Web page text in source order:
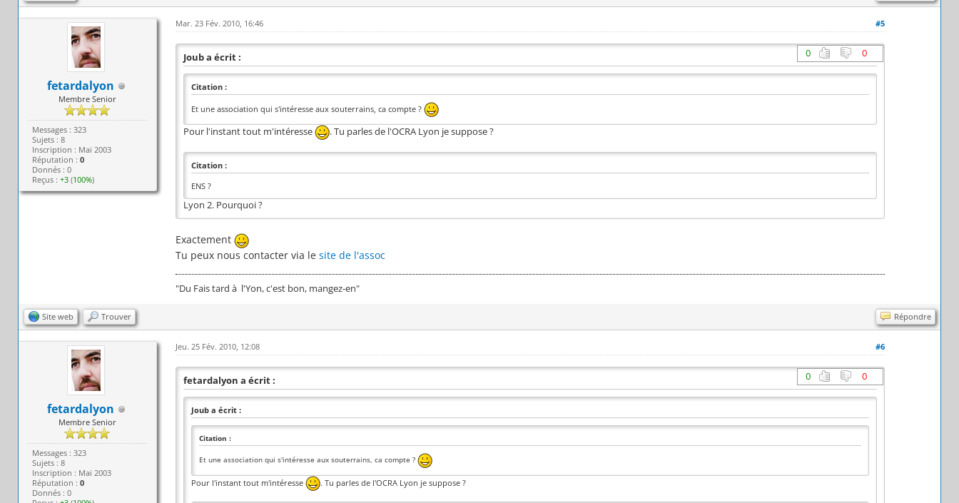
fetardalyon
Membre Senior
Messages : 323
Sujets : 8
Inscription : Mai 2003
Réputation : 0
Donnés : 0
Reçus : +3(100%)
#5
Mar. 23 Fév. 2010, 16:46
0 0
Joub a écrit :
Citation :
Et une association qui s'intéresse aux souterrains, ca compte ?
Pour l'instant tout m'intéresse . Tu parles de l'OCRA Lyon je suppose ?
Citation :
ENS ?
Lyon 2. Pourquoi ?
Exactement
Tu peux nous contacter via le site de l'assoc
"Du Fais tard à l'Yon, c'est bon, mangez-en"
Site web Trouver Répondre
fetardalyon
Membre Senior
Messages : 323
Sujets : 8
Inscription : Mai 2003
Réputation : 0
Donnés : 0
#6
Jeu. 25 Fév. 2010, 12:08
0 0
fetardalyon a écrit :
Joub a écrit :
Citation :
Et une association qui s'intéresse aux souterrains, ca compte ?
Pour l'instant tout m'intéresse . Tu parles de l'OCRA Lyon je suppose ?